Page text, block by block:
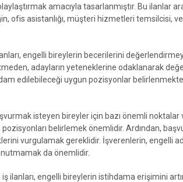
amacıyla tasarlanmıştır. Bu ilanlar
ofis asistanlığı, müşteri hizmetleri temsilcisi,
engelli bireylerin becerilerini
adayların yeteneklerine odaklanarak
edilebileceği uygun pozisyonlar belirlenmekte
isteyen bireyler için bazı önemli noktalar
belirlemek önemlidir. Ardından,
vurgulamak gereklidir. İşverenlerin, engelli
da önemlidir.
ilanları, engelli bireylerin istihdama erişimini